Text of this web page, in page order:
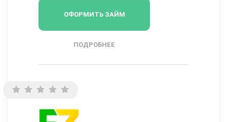
ОФОРМИТЬ ЗАЙМ
ПОДРОБНЕЕ